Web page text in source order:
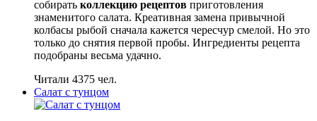
собирать коллекцию рецептов приготовления
знаменитого салата. Креативная замена привычной
колбасы рыбой сначала кажется чересчур смелой. Но это
только до снятия первой пробы. Ингредиенты рецепта
подобраны весьма удачно.
Читали 4375 чел.
Салат с тунцом